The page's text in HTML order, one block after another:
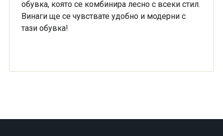
обувка, която се комбинира лесно с всеки стил.
Винаги ще се чувствате удобно и модерни с
тази обувка!